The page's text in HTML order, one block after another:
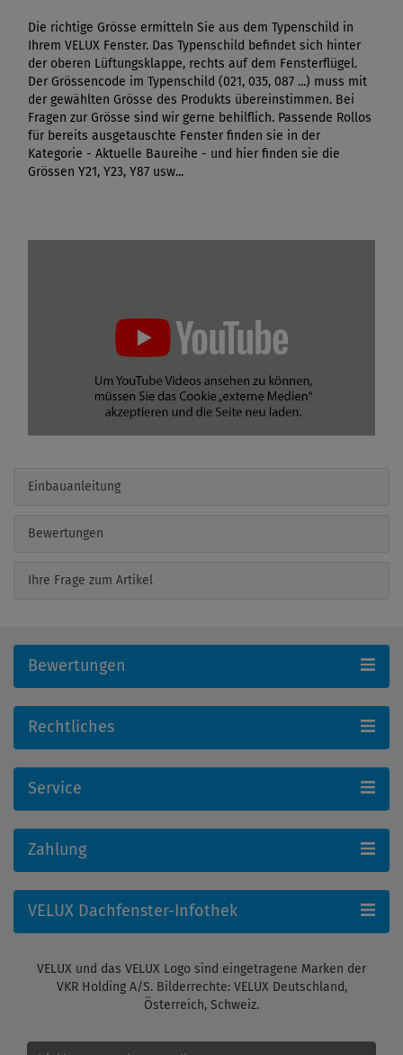
Die richtige Grösse ermitteln Sie aus dem Typenschild in
Ihrem VELUX Fenster. Das Typenschild befindet sich hinter
der oberen Lüftungsklappe, rechts auf dem Fensterflügel.
Der Grössencode im Typenschild (021, 035, 087 ...) muss mit
der gewählten Grösse des Produkts übereinstimmen. Bei
Fragen zur Grösse sind wir gerne behilflich. Passende Rollos
für bereits ausgetauschte Fenster finden sie in der
Kategorie - Aktuelle Baureihe - und hier finden sie die
Grössen Y21, Y23, Y87 usw...
Einbauanleitung
Bewertungen
Ihre Frage zum Artikel
Bewertungen
Rechtliches
Service
Zahlung
VELUX Dachfenster-Infothek
VELUX und das VELUX Logo sind eingetragene Marken der
VKR Holding A/S. Bilderrechte: VELUX Deutschland,
Österreich, Schweiz.